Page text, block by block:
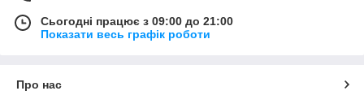
Сьогодні працює з 09:00 до 21:00
Показати весь графік роботи
Про нас